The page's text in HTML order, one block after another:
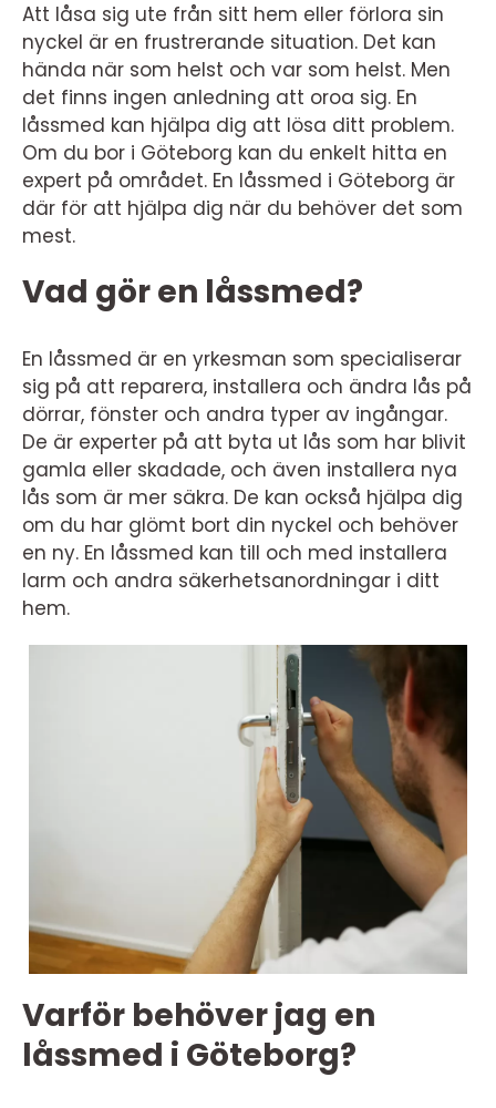
Att låsa sig ute från sitt hem eller förlora sin
nyckel är en frustrerande situation. Det kan
hända när som helst och var som helst. Men
det finns ingen anledning att oroa sig. En
låssmed kan hjälpa dig att lösa ditt problem.
Om du bor i Göteborg kan du enkelt hitta en
expert på området. En låssmed i Göteborg är
där för att hjälpa dig när du behöver det som
mest.
Vad gör en låssmed?
En låssmed är en yrkesman som specialiserar
sig på att reparera, installera och ändra lås på
dörrar, fönster och andra typer av ingångar.
De är experter på att byta ut lås som har blivit
gamla eller skadade, och även installera nya
lås som är mer säkra. De kan också hjälpa dig
om du har glömt bort din nyckel och behöver
en ny. En låssmed kan till och med installera
larm och andra säkerhetsanordningar i ditt
hem.
Varför behöver jag en
låssmed i Göteborg?